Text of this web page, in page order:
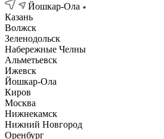
Йошкар-Ола
Казань
Волжск
Зеленодольск
Набережные Челны
Альметьевск
Ижевск
Йошкар-Ола
Киров
Москва
Нижнекамск
Нижний Новгород
Оренбург